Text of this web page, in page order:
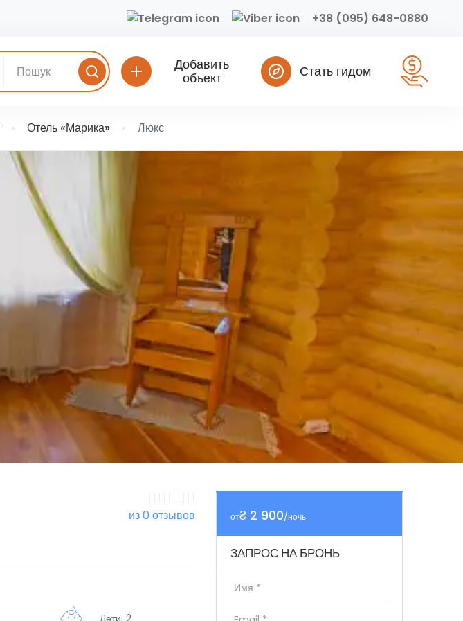
+38 (095) 648-0880
Добавить
объект
Стать гидом
Отель «Марика» Люкс
из 0 отзывов
Дети: 2
от₴ 2 900/ночь
ЗАПРОС НА БРОНЬ